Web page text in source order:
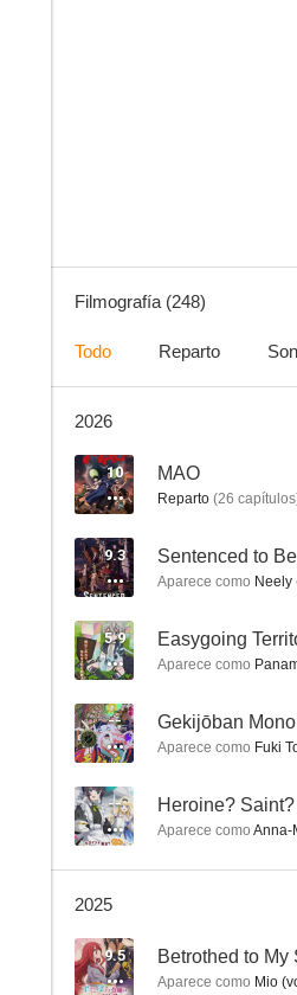
Violet Evergarden
8.3
Chivalry of a Failed Knight
Filmografía (248)
Todo Reparto
2026
10 MAO
Reparto (26 capítulos
9.3
Aparece como Neely
5.9
Aparece como
--
Aparece como Fuki
--
Aparece como Anna-
2025
9.5 Betrothed to My
Aparece como Mio